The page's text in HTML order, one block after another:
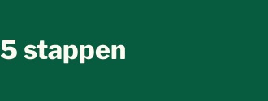
stappen